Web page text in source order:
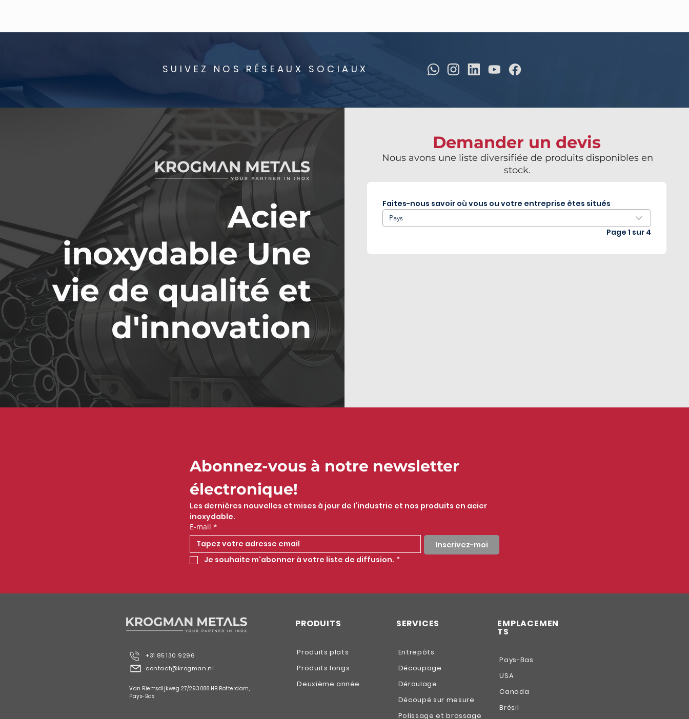
SUIVEZ NOS RÉSEAUX SOCIAUX
Acier
inoxydable Une
vie de qualité et
d'innovation
Demander un devis
Nous avons une liste diversifiée de produits disponibles en
stock.
Faites-nous savoir où vous ou votre entreprise êtes situés
Pays
Page 1 sur 4
Abonnez-vous à notre newsletter
électronique!
Les dernières nouvelles et mises à jour de l’industrie et nos produits en acier
inoxydable.
E-mail *
Inscrivez-moi
Je souhaite m'abonner à votre liste de diffusion. *
Van Riemsdijkweg 27/293088 HB Rotterdam,
Pays-Bas
contact@krogman.nl
+31 85 130 9296
PRODUITS
Produits plats
Produits longs
Deuxième année
SERVICES
Entrepôts
Découpage
Déroulage
Découpé sur mesure
Polissage et brossage
EMPLACEMEN
TS
Pays-Bas
USA
Canada
Brésil